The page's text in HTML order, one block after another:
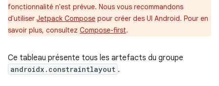
fonctionnalité n'est prévue. Nous vous recommandons
d'utiliser Jetpack Compose pour créer des UI Android. Pour en
savoir plus, consultez Compose-first.
Ce tableau présente tous les artefacts du groupe
androidx.constraintlayout .